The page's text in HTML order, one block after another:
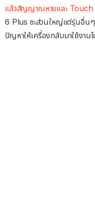
แล้วสัญญาณหายและ Touch
6 Plus ซะส่วนใหญ่แต่รุ่นอื่นๆ
ปัญหาให้เครื่องกลับมาใช้งาน